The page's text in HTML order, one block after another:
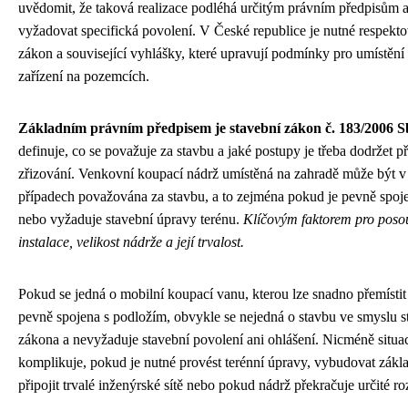
uvědomit, že taková realizace podléhá určitým právním předpisům
vyžadovat specifická povolení. V České republice je nutné
zákon a související vyhlášky, které upravují podmínky pro umístění
zařízení na pozemcích.
Základním právním předpisem je stavební zákon č. 183/2006
definuje, co se považuje za stavbu a jaké postupy je třeba dodržet
zřizování. Venkovní koupací nádrž umístěná na zahradě může být
případech považována za stavbu, a to zejména pokud je pevně
nebo vyžaduje stavební úpravy terénu. Klíčovým faktorem pro
instalace, velikost nádrže a její trvalost.
Pokud se jedná o mobilní koupací vanu, kterou lze snadno
pevně spojena s podložím, obvykle se nejedná o stavbu ve smyslu
zákona a nevyžaduje stavební povolení ani ohlášení. Nicméně
komplikuje, pokud je nutné provést terénní úpravy, vybudovat
připojit trvalé inženýrské sítě nebo pokud nádrž překračuje určité